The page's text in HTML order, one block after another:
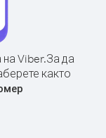
Viber.За да
както